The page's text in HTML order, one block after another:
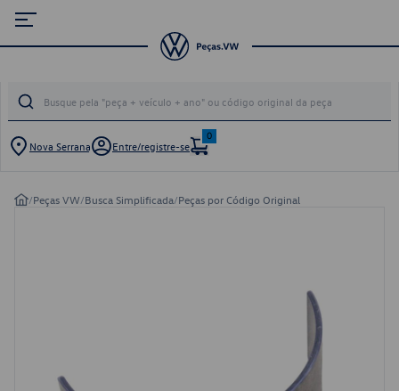
Nova Serrana Entre/registre-se
0
/Peças VW/Busca Simplificada/Peças por Código Original